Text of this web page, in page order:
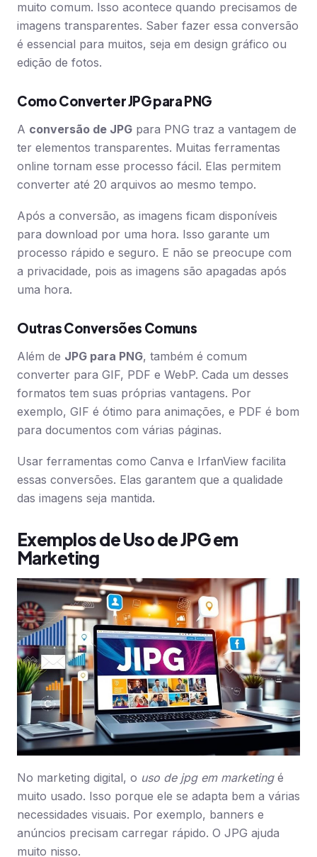
muito comum. Isso acontece quando precisamos de
imagens transparentes. Saber fazer essa conversão
é essencial para muitos, seja em design gráfico ou
edição de fotos.
Como Converter JPG para PNG
A conversão de JPG para PNG traz a vantagem de
ter elementos transparentes. Muitas ferramentas
online tornam esse processo fácil. Elas permitem
converter até 20 arquivos ao mesmo tempo.
Após a conversão, as imagens ficam disponíveis
para download por uma hora. Isso garante um
processo rápido e seguro. E não se preocupe com
a privacidade, pois as imagens são apagadas após
uma hora.
Outras Conversões Comuns
Além de JPG para PNG, também é comum
converter para GIF, PDF e WebP. Cada um desses
formatos tem suas próprias vantagens. Por
exemplo, GIF é ótimo para animações, e PDF é bom
para documentos com várias páginas.
Usar ferramentas como Canva e IrfanView facilita
essas conversões. Elas garantem que a qualidade
das imagens seja mantida.
Exemplos de Uso de JPG em
Marketing
No marketing digital, o uso de jpg em marketingé
muito usado. Isso porque ele se adapta bem a várias
necessidades visuais. Por exemplo, banners e
anúncios precisam carregar rápido. O JPG ajuda
muito nisso.